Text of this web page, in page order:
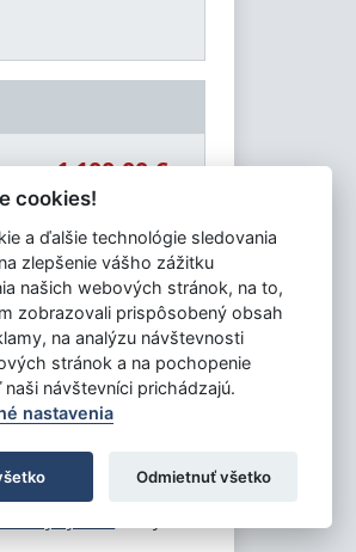
1 100,00 €
: Aglo Solutions
cookies!
a ďalšie technológie sledovania
zlepšenie vášho zážitku
našich webových stránok, na to,
zobrazovali prispôsobený obsah
na analýzu návštevnosti
stránok a na pochopenie
návštevníci prichádzajú.
nastavenia
Odmietnuť všetko